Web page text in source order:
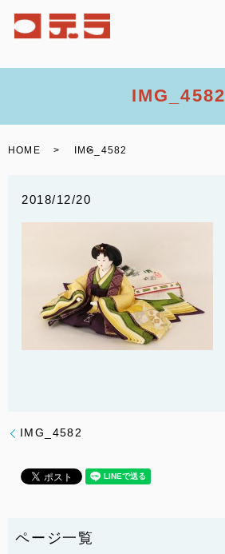
IMG_4582
HOME IMG_4582
2018/12/20
IMG_4582